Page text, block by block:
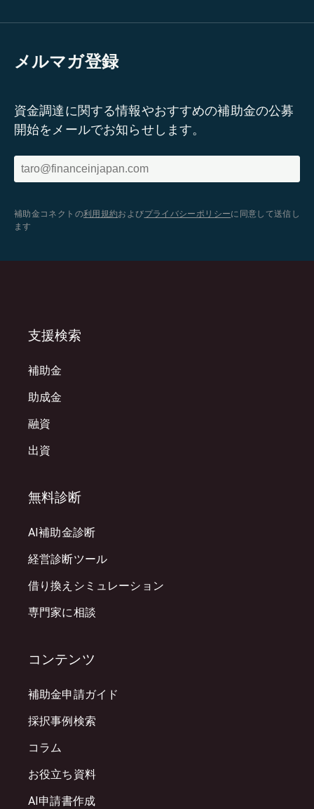
メルマガ登録
資金調達に関する情報やおすすめの補助金の公募
開始をメールでお知らせします。
補助金コネクトの利用規約およびプライバシーポリシーに同意して送信し
ます
支援検索
補助金
助成金
融資
出資
無料診断
AI補助金診断
経営診断ツール
借り換えシミュレーション
専門家に相談
コンテンツ
補助金申請ガイド
採択事例検索
コラム
お役立ち資料
AI申請書作成